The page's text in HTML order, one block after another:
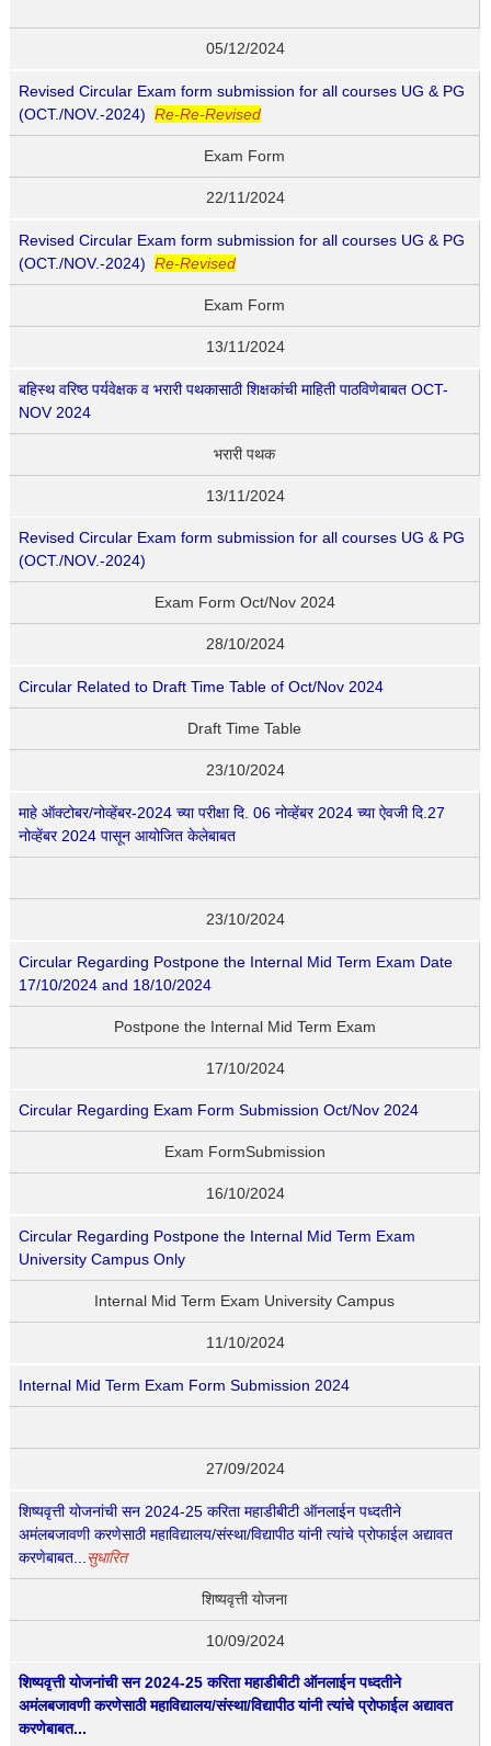
05/12/2024
Revised Circular Exam form submission for all courses UG & PG
(OCT./NOV.-2024)Re-Re-Revised
Exam Form
22/11/2024
Revised Circular Exam form submission for all courses UG & PG
(OCT./NOV.-2024)Re-Revised
Exam Form
13/11/2024
बहिस्थ वरिष्ठ पर्यवेक्षक व भरारी पथकासाठी शिक्षकांची माहिती पाठविणेबाबत OCT-
NOV 2024
भरारी पथक
13/11/2024
Revised Circular Exam form submission for all courses UG & PG
(OCT./NOV.-2024)
Exam Form Oct/Nov 2024
28/10/2024
Circular Related to Draft Time Table of Oct/Nov 2024
Draft Time Table
23/10/2024
माहे ऑक्टोबर/नोव्हेंबर-2024 च्या परीक्षा दि. 06 नोव्हेंबर 2024 च्या ऐवजी दि.27
नोव्हेंबर 2024 पासून आयोजित केलेबाबत
23/10/2024
Circular Regarding Postpone the Internal Mid Term Exam Date
17/10/2024 and 18/10/2024
Postpone the Internal Mid Term Exam
17/10/2024
Circular Regarding Exam Form Submission Oct/Nov 2024
Exam FormSubmission
16/10/2024
Circular Regarding Postpone the Internal Mid Term Exam
University Campus Only
Internal Mid Term Exam University Campus
11/10/2024
Internal Mid Term Exam Form Submission 2024
27/09/2024
शिष्यवृत्ती योजनांची सन 2024-25 करिता महाडीबीटी ऑनलाईन पध्दतीने
अमंलबजावणी करणेसाठी महाविद्यालय/संस्था/विद्यापीठ यांनी त्यांचे प्रोफाईल अद्यावत
करणेबाबत...
सुधारित
शिष्यवृत्ती योजना
10/09/2024
शिष्यवृत्ती योजनांची सन 2024-25 करिता महाडीबीटी ऑनलाईन पध्दतीने
अमंलबजावणी करणेसाठी महाविद्यालय/संस्था/विद्यापीठ यांनी त्यांचे प्रोफाईल अद्यावत
करणेबाबत...